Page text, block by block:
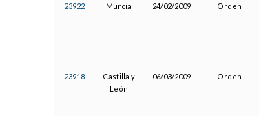
23922 Murcia 24/02/2009 Orden
23918
Castilla y
León
06/03/2009 Orden